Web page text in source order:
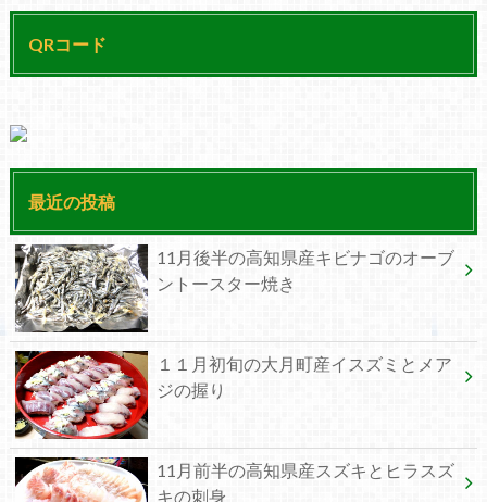
QRコード
最近の投稿
11月後半の高知県産キビナゴのオーブ
ントースター焼き
１１月初旬の大月町産イスズミとメア
ジの握り
11月前半の高知県産スズキとヒラスズ
キの刺身